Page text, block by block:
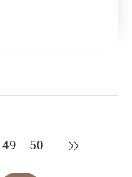
49 50 下一頁